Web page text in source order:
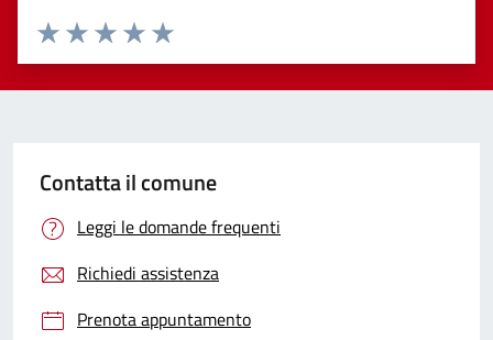
Valuta 5 stelle su 5
Valuta 4 stelle su 5
Valuta 3 stelle su 5
Valuta 2 stelle su 5
Valuta 1 stelle su 5
Contatta il comune
Leggi le domande frequenti
Richiedi assistenza
Prenota appuntamento